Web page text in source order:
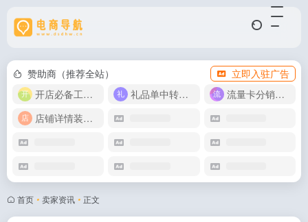
赞助商（推荐全站）
立即入驻广告
开店必备工具箱
礼品单中转同步单
流量卡分销代理
店铺详情装修模版
首页 • 卖家资讯 • 正文